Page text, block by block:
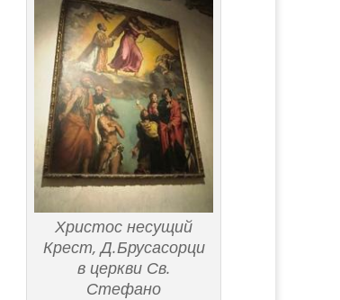
Христос несущий
Крест, Д.Брусасорци
в церкви Св.
Стефано